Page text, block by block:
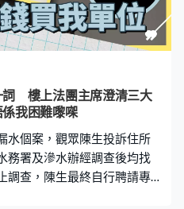
，麥姑娘坦言營運上曾經歷
到決定餐單、招聘員工。
與，譬如社會人士、唔同嘅
，呢區街坊亦有幫手，特別
價錢是其中一個最重要的考
肉搭配，讓基層市民能夠
至5元不等、
詞 樓上法團主席澄清三大
我困難嚟㗎
水個案，觀眾陳生投訴住所
務署及滲水辦經調查後均找
調查，陳生最終自行聘請專